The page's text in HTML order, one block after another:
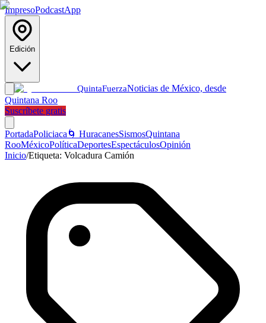
ImpresoPodcastApp
Edición
QuintaFuerzaNoticias de México, desde
Quintana Roo
Suscríbete gratis
PortadaPoliciaca 🌀 HuracanesSismosQuintana
RooMéxicoPolíticaDeportesEspectáculosOpinión
Inicio/Etiqueta: Volcadura Camión